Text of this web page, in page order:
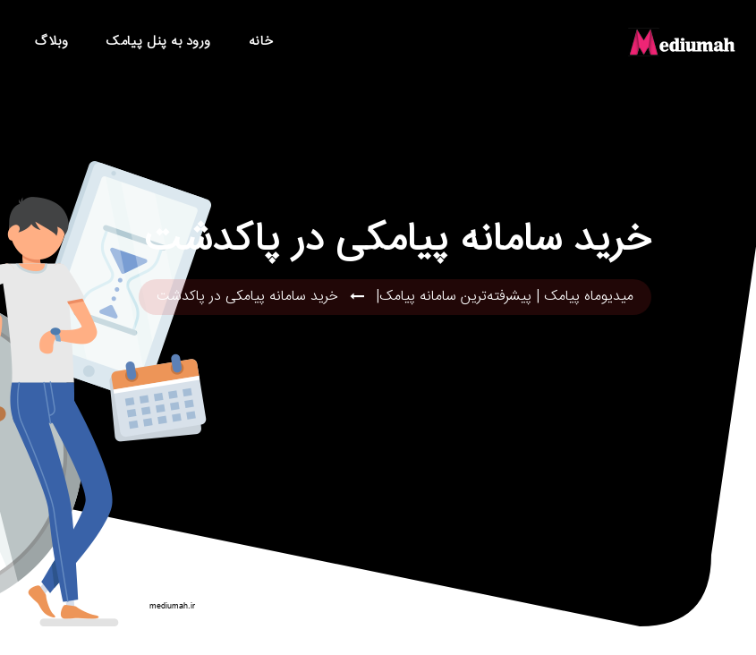
خانه ورود به پنل پیامک وبلاگ
خرید سامانه پیامکی در پاکدشت
میدیوماه پیامک | پیشرفته‌ترین سامانه پیامک| خرید سامانه پیامکی در پاکدشت